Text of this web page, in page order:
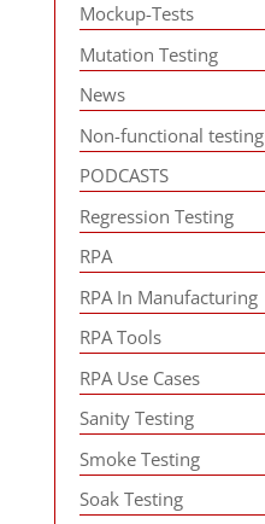
Mockup-Tests
Mutation Testing
News
Non-functional testing
PODCASTS
Regression Testing
RPA
RPA In Manufacturing
RPA Tools
RPA Use Cases
Sanity Testing
Smoke Testing
Soak Testing